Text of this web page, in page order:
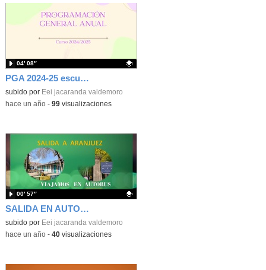
PGA 2024-25 escuela infantil Jacaranda
Contenido educativo.
subido por Eei jacaranda valdemoro
04′ 08″
-hace un año- 99visualizaciones
SALIDA EN AUTOBUS EN OTOÑO
Contenido educativo.
subido por Eei jacaranda valdemoro
00′ 57″
-hace un año- 40visualizaciones